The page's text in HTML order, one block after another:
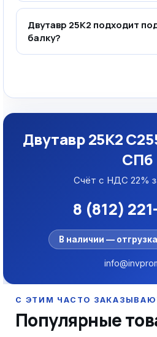
Двутавр 25К2 подходит
балку?
Двутавр 25К2
СПб
Счёт с НДС 22%
8 (812)
В наличии —
Популярные